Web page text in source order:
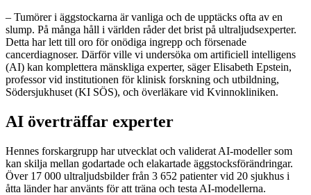
– Tumörer i äggstockarna är vanliga och de upptäcks ofta av en
slump. På många håll i världen råder det brist på ultraljudsexperter.
Detta har lett till oro för onödiga ingrepp och försenade
cancerdiagnoser. Därför ville vi undersöka om artificiell intelligens
(AI) kan komplettera mänskliga experter, säger Elisabeth Epstein,
professor vid institutionen för klinisk forskning och utbildning,
Södersjukhuset (KI SÖS), och överläkare vid Kvinnokliniken.
AI överträffar experter
Hennes forskargrupp har utvecklat och validerat AI-modeller som
kan skilja mellan godartade och elakartade äggstocksförändringar.
Över 17 000 ultraljudsbilder från 3 652 patienter vid 20 sjukhus i
åtta länder har använts för att träna och testa AI-modellerna.